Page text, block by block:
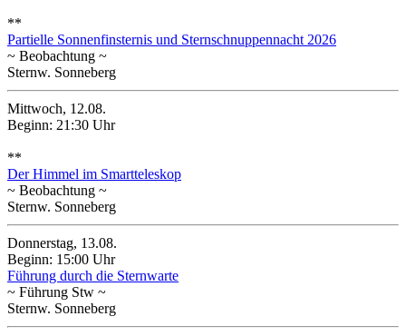
**
Partielle Sonnenfinsternis und Sternschnuppennacht 2026
~ Beobachtung ~
Sternw. Sonneberg
Mittwoch, 12.08.
Beginn: 21:30 Uhr
**
Der Himmel im Smartteleskop
~ Beobachtung ~
Sternw. Sonneberg
Donnerstag, 13.08.
Beginn: 15:00 Uhr
Führung durch die Sternwarte
~ Führung Stw ~
Sternw. Sonneberg